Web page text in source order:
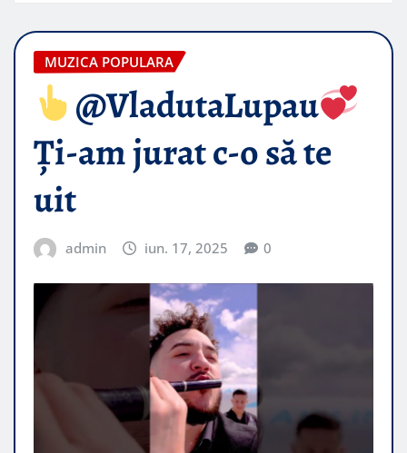
MUZICA POPULARA
@VladutaLupau
Ți-am jurat c-o să te
uit
admin iun. 17, 2025 0